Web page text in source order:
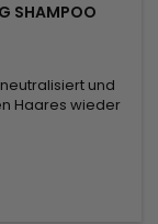
SHAMPOO
und
Haares wieder
dieses
für eine
und entfernt
Normalizing